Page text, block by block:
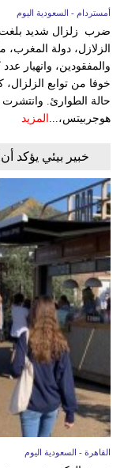
أمستردام - السعودية اليوم
الزلازل، دولة
والمفقودين، وانهيار
خوفا من توابع
حالة الطوارئ. وانتشرت
هوجربيتس،...
المزيد
خبير بيئي يؤكد
القاهرة - السعودية اليوم